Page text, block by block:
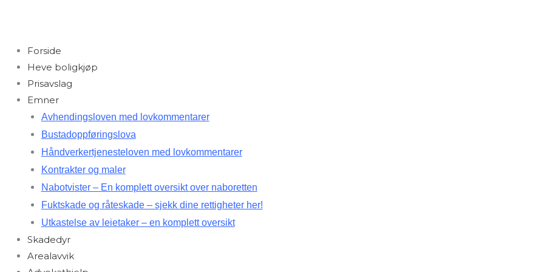
Forside
Heve boligkjøp
Prisavslag
Emner
Avhendingsloven med lovkommentarer
Bustadoppføringslova
Håndverkertjenesteloven med lovkommentarer
Kontrakter og maler
Nabotvister – En komplett oversikt over naboretten
Fuktskade og råteskade – sjekk dine rettigheter her!
Utkastelse av leietaker – en komplett oversikt
Skadedyr
Arealavvik